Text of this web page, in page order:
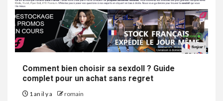
Comment bien choisir sa sexdoll ? Guide
complet pour un achat sans regret
1 an il y a romain